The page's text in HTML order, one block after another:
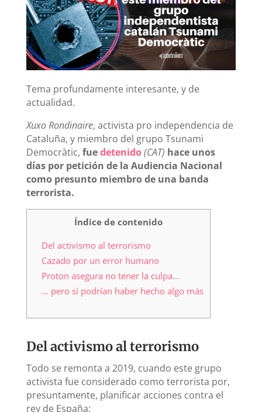
Tema profundamente interesante, y de
actualidad.
Xuxo Rondinaire, activista pro independencia de
Cataluña, y miembro del grupo Tsunami
Democràtic, fuedetenido(CAT) hace unos
días por petición de la Audiencia Nacional
como presunto miembro de una banda
terrorista.
Índice de contenido
Del activismo al terrorismo
Cazado por un error humano
Proton asegura no tener la culpa…
… pero sí podrían haber hecho algo más
Del activismo al terrorismo
Todo se remonta a 2019, cuando este grupo
activista fue considerado como terrorista por,
presuntamente, planificar acciones contra el
rey de España: